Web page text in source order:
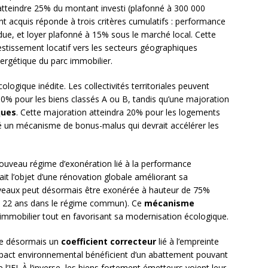
25% du montant investi (plafonné à 300 000
acquis réponde à trois critères cumulatifs : performance
et loyer plafonné à 15% sous le marché local. Cette
locatif vers les secteurs géographiques
du parc immobilier.
inédite. Les collectivités territoriales peuvent
pour les biens classés A ou B, tandis qu’une majoration
. Cette majoration atteindra 20% pour les logements
mécanisme de bonus-malus qui devrait accélérer les
régime d’exonération lié à la performance
l’objet d’une rénovation globale améliorant sa
peut désormais être exonérée à hauteur de 75%
ans dans le régime commun). Ce mécanisme
tout en favorisant sa modernisation écologique.
désormais un coefficient correcteur lié à l’empreinte
environnemental bénéficient d’un abattement pouvant